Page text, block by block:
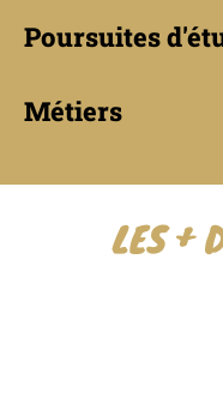
Poursuites
Métiers
LES +